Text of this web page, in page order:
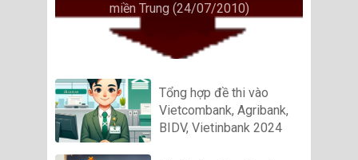
miền Trung (24/07/2010)
Tổng hợp đề thi vào
Vietcombank, Agribank,
BIDV, Vietinbank 2024